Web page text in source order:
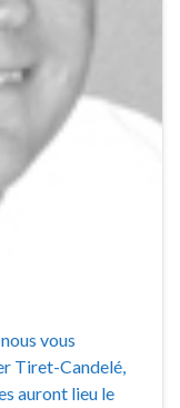
vous
Tiret-Candelé,
auront lieu le